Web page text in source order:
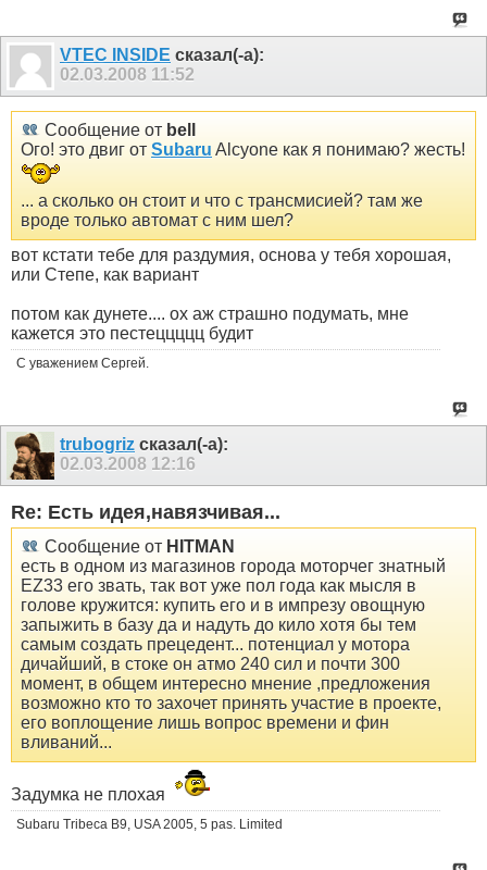
VTEC INSIDE сказал(-а):
02.03.2008 11:52
Сообщение от bell
Ого! это двиг от Subaru Alcyone как я понимаю? жесть!
... а сколько он стоит и что с трансмисией? там же
вроде только автомат с ним шел?
вот кстати тебе для раздумия, основа у тебя хорошая,
или Степе, как вариант
потом как дунете.... ох аж страшно подумать, мне
кажется это пестеццццц будит
С уважением Сергей.
trubogriz сказал(-а):
02.03.2008 12:16
Re: Есть идея,навязчивая...
Сообщение от HITMAN
есть в одном из магазинов города моторчег знатный
EZ33 его звать, так вот уже пол года как мысля в
голове кружится: купить его и в импрезу овощную
запыжить в базу да и надуть до кило хотя бы тем
самым создать прецедент... потенциал у мотора
дичайший, в стоке он атмо 240 сил и почти 300
момент, в общем интересно мнение ,предложения
возможно кто то захочет принять участие в проекте,
его воплощение лишь вопрос времени и фин
вливаний...
Задумка не плохая
Subaru Tribeca B9, USA 2005, 5 pas. Limited